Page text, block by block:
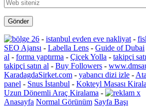
- istanbul evden eve nakliyat-
SEO Ajansı - Labella Lens - Guide of Dubai
al - forma yaptırma - Çiçek Yolla - takipçi
takipçi satın al - Buy Followers -
KaradagdaSirket.com - yabancı dizi izle -
panel - Snus İstanbul - Kokteyl Masası
Uzun Dönemli Araç Kiralama -
Anasayfa Normal Görünüm Sayfa Başı